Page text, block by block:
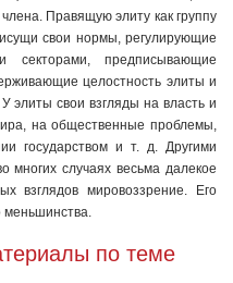
Правящую элиту как группу
свои нормы, регулирующие
предписывающие
целостность элиты и
элиты свои взгляды на власть и
на общественные проблемы,
государством и т. д. Другими
многих случаях весьма далекое
взглядов мировоззрение. Его
меньшинства.
по теме